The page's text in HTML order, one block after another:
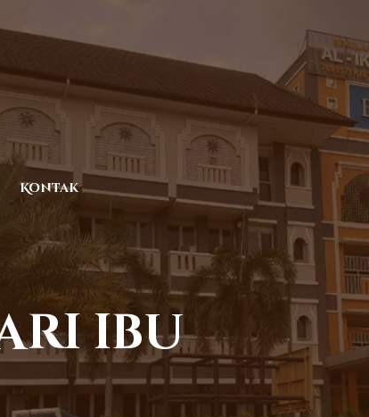
Kontak
ibu